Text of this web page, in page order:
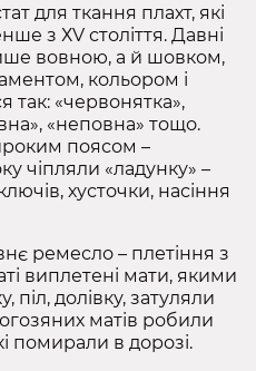
для ткання плахт, які
з ХV століття. Давні
вовною, а й шовком,
кольором і
«червонятка»,
«неповна» тощо.
поясом –
чіпляли «ладунку» –
хусточки, насіння
ремесло – плетіння з
виплетені мати, якими
піл, долівку, затуляли
матів робили
помирали в дорозі.